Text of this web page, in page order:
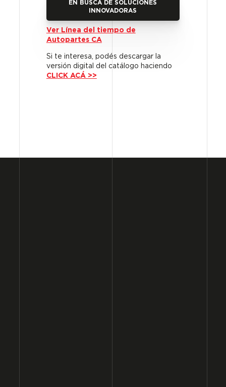
EN BUSCA DE SOLUCIONES
INNOVADORAS
Ver Línea del tiempo de
Autopartes CA
Si te interesa, podés descargar la
versión digital del catálogo haciendo
CLICK ACÁ >>